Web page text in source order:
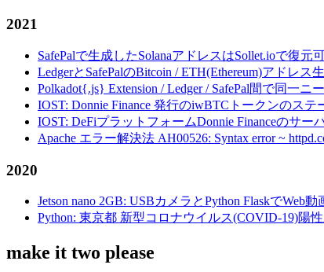
2021
SafePalで生成したSolanaアドレスはSollet.ioで復元
LedgerとSafePalのBitcoin / ETH(Ethereum)アドレ
Polkadot{.js} Extension / Ledger / SafePal間で同一
IOST: Donnie Finance 発行のiwBTCトークンのステ
IOST: DeFiプラットフォームDonnie Financeのサ
Apache エラー解決法 AH00526: Syntax error ~
2020
Jetson nano 2GB: USBカメラとPython FlaskでWeb
Python: 東京都 新型コロナウイルス(COVID-19)陽
make it two please